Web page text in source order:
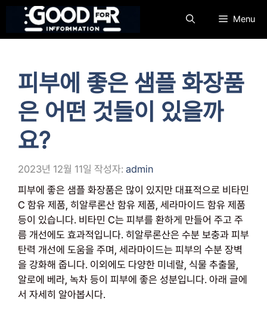
츠
Menu
피부에 좋은 샘플 화장품
은 어떤 것들이 있을까
요?
2023년 12월 11일 작성자: admin
피부에 좋은 샘플 화장품은 많이 있지만 대표적으로 비타민
C 함유 제품, 히알루론산 함유 제품, 세라마이드 함유 제품
등이 있습니다. 비타민 C는 피부를 환하게 만들어 주고 주
름 개선에도 효과적입니다. 히알루론산은 수분 보충과 피부
탄력 개선에 도움을 주며, 세라마이드는 피부의 수분 장벽
을 강화해 줍니다. 이외에도 다양한 미네랄, 식물 추출물,
알로에 베라, 녹차 등이 피부에 좋은 성분입니다. 아래 글에
서 자세히 알아봅시다.